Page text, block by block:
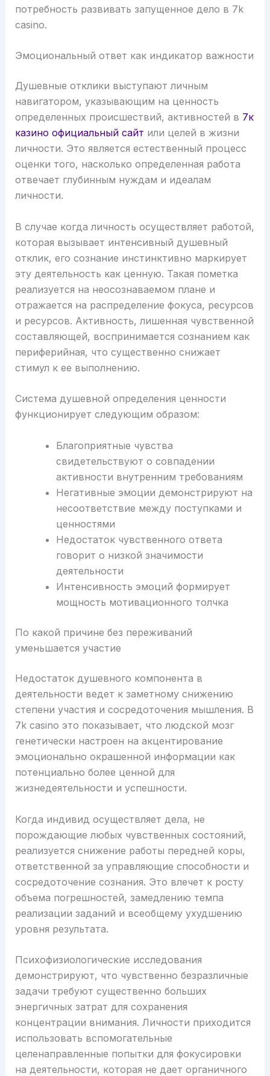
потребность развивать запущенное дело в 7k
casino.
Эмоциональный ответ как индикатор важности
Душевные отклики выступают личным
навигатором, указывающим на ценность
определенных происшествий, активностей в 7к
казино официальный сайт или целей в жизни
личности. Это является естественный процесс
оценки того, насколько определенная работа
отвечает глубинным нуждам и идеалам
личности.
В случае когда личность осуществляет работой,
которая вызывает интенсивный душевный
отклик, его сознание инстинктивно маркирует
эту деятельность как ценную. Такая пометка
реализуется на неосознаваемом плане и
отражается на распределение фокуса, ресурсов
и ресурсов. Активность, лишенная чувственной
составляющей, воспринимается сознанием как
периферийная, что существенно снижает
стимул к ее выполнению.
Система душевной определения ценности
функционирует следующим образом:
Благоприятные чувства
свидетельствуют о совпадении
активности внутренним требованиям
Негативные эмоции демонстрируют на
несоответствие между поступками и
ценностями
Недостаток чувственного ответа
говорит о низкой значимости
деятельности
Интенсивность эмоций формирует
мощность мотивационного толчка
По какой причине без переживаний
уменьшается участие
Недостаток душевного компонента в
деятельности ведет к заметному снижению
степени участия и сосредоточения мышления. В
7k casino это показывает, что людской мозг
генетически настроен на акцентирование
эмоционально окрашенной информации как
потенциально более ценной для
жизнедеятельности и успешности.
Когда индивид осуществляет дела, не
порождающие любых чувственных состояний,
реализуется снижение работы передней коры,
ответственной за управляющие способности и
сосредоточение сознания. Это влечет к росту
объема погрешностей, замедлению темпа
реализации заданий и всеобщему ухудшению
уровня результата.
Психофизиологические исследования
демонстрируют, что чувственно безразличные
задачи требуют существенно больших
энергичных затрат для сохранения
концентрации внимания. Личности приходится
использовать вспомогательные
целенаправленные попытки для фокусировки
на деятельности, которая не дает органичного